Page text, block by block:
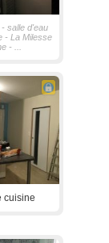
salle d'eau
- La Milesse
- ...
cuisine